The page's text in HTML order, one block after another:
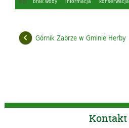
Górnik Zabrze w Gminie Herby
Kontakt